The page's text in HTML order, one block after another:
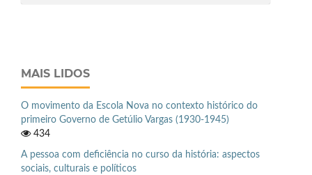
MAIS LIDOS
O movimento da Escola Nova no contexto histórico do
primeiro Governo de Getúlio Vargas (1930-1945)
434
A pessoa com deficiência no curso da história: aspectos
sociais, culturais e políticos